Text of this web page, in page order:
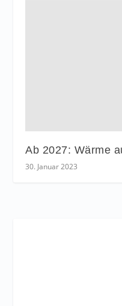
Ab 2027: Wärme
30. Januar 2023